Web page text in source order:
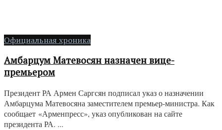
Официальная хроника
Амбарцум Матевосян назначен вице-
премьером
Президент РА Армен Саргсян подписал указ о назначении
Амбарцума Матевосяна заместителем премьер-министра. Как
сообщает «Арменпресс», указ опубликован на сайте
президента РА. ...